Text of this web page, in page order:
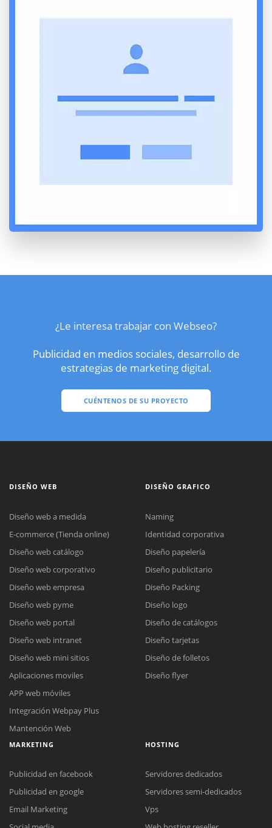
¿Le interesa trabajar con Webseo?
Publicidad en medios sociales, desarrollo de
estrategias de marketing digital.
CUÉNTENOS DE SU PROYECTO
DISEÑO WEB
Diseño web a medida
E-commerce (Tienda online)
Diseño web catálogo
Diseño web corporativo
Diseño web empresa
Diseño web pyme
Diseño web portal
Diseño web intranet
Diseño web mini sitios
Aplicaciones moviles
APP web móviles
Integración Webpay Plus
Mantención Web
DISEÑO GRAFICO
Naming
Identidad corporativa
Diseño papelería
Diseño publicitario
Diseño Packing
Diseño logo
Diseño de catálogos
Diseño tarjetas
Diseño de folletos
Diseño flyer
MARKETING
Publicidad en facebook
Publicidad en google
Email Marketing
HOSTING
Servidores dedicados
Servidores semi-dedicados
Vps